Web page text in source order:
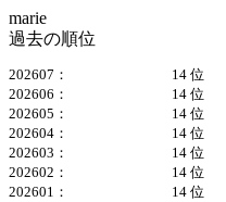
marie
過去の順位
202607：
14 位
202606：
14 位
202605：
14 位
202604：
14 位
202603：
14 位
202602：
14 位
202601：
14 位